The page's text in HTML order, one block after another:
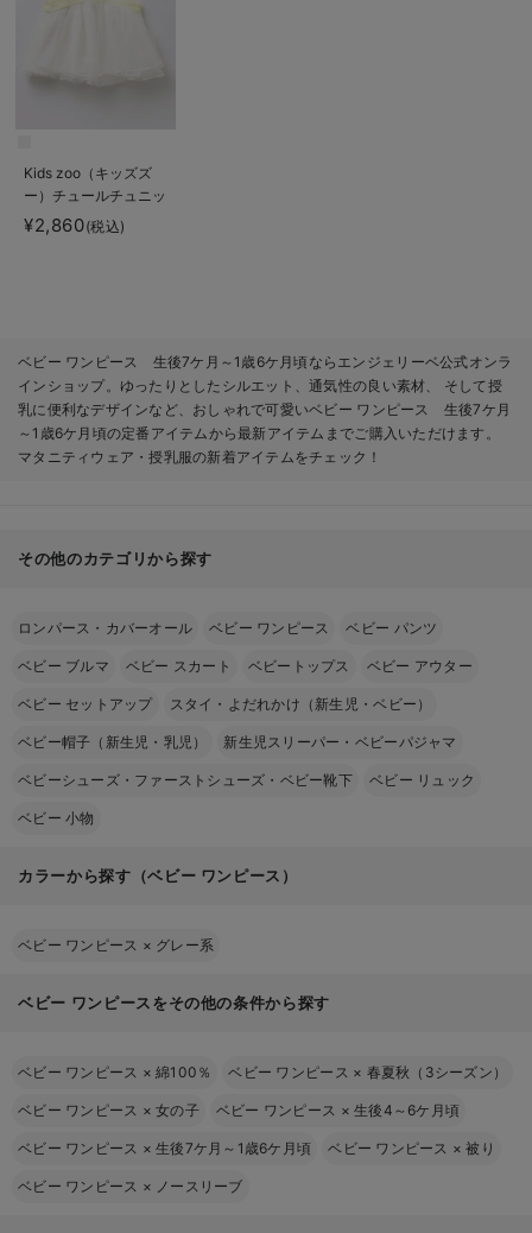
Kids zoo（キッズズ
ー）チュールチュニッ
ク
¥2,860(税込)
ベビー ワンピース 生後7ケ月～1歳6ケ月頃ならエンジェリーベ公式オンラ
インショップ。ゆったりとしたシルエット、通気性の良い素材、 そして授
乳に便利なデザインなど、おしゃれで可愛いベビー ワンピース 生後7ケ月
～1歳6ケ月頃の定番アイテムから最新アイテムまでご購入いただけます。
マタニティウェア・授乳服の新着アイテムをチェック！
その他のカテゴリから探す
ロンパース・カバーオール ベビー ワンピース ベビー パンツ
ベビー ブルマ ベビー スカート ベビートップス ベビー アウター
ベビー セットアップ スタイ・よだれかけ（新生児・ベビー）
ベビー帽子（新生児・乳児） 新生児スリーパー・ベビーパジャマ
ベビーシューズ・ファーストシューズ・ベビー靴下 ベビー リュック
ベビー 小物
カラーから探す（ベビー ワンピース）
ベビー ワンピース × グレー系
ベビー ワンピースをその他の条件から探す
ベビー ワンピース ×綿100％ ベビー ワンピース × 春夏秋（3シーズン）
ベビー ワンピース ×女の子 ベビー ワンピース ×生後4～6ケ月頃
ベビー ワンピース ×生後7ケ月～1歳6ケ月頃 ベビー ワンピース ×被り
ベビー ワンピース × ノースリーブ